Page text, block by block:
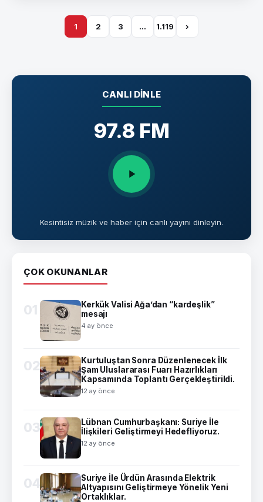
1 2 3 … 1.119 ›
CANLI DINLE
97.8 FM
Kesintisiz müzik ve haber için canlı yayını dinleyin.
ÇOK OKUNANLAR
01
Kerkük Valisi Ağa’dan “kardeşlik”
mesajı
4 ay önce
02
Kurtuluştan Sonra Düzenlenecek İlk
Şam Uluslararası Fuarı Hazırlıkları
Kapsamında Toplantı Gerçekleştirildi.
12 ay önce
03
Lübnan Cumhurbaşkanı: Suriye İle
İlişkileri Geliştirmeyi Hedefliyoruz.
12 ay önce
04
Suriye İle Ürdün Arasında Elektrik
Altyapısını Geliştirmeye Yönelik Yeni
Ortaklıklar.